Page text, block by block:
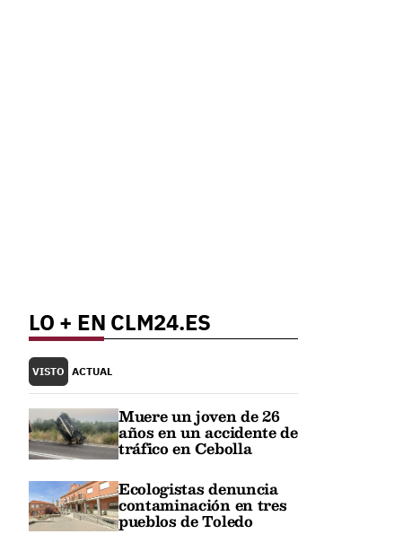
LO + EN CLM24.ES
VISTO ACTUAL
Muere un joven de 26
años en un accidente de
tráfico en Cebolla
Ecologistas denuncia
contaminación en tres
pueblos de Toledo